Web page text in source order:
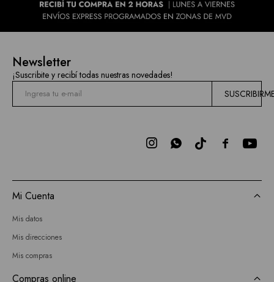
Newsletter
¡Suscribite y recibí todas nuestras novedades!

 
Mi Cuenta
Mis datos
Mis direcciones
Mis compras
Compras online